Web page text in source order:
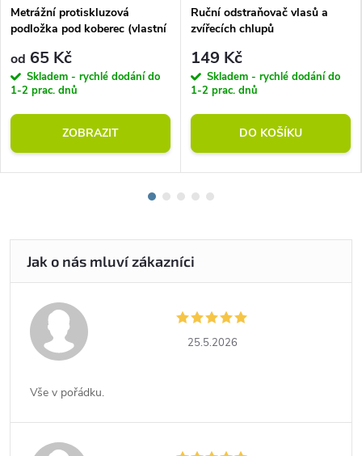
Metrážní protiskluzová
podložka pod koberec (vlastní
od 65 Kč
Skladem - rychlé dodání do
1-2 prac. dnů
ZOBRAZIT
Ruční odstraňovač vlasů a
zvířecích chlupů
149 Kč
Skladem - rychlé dodání do
1-2 prac. dnů
DO KOŠÍKU
25.5.2026
Vše v pořádku.